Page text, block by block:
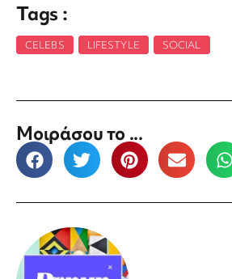
Tags :
CELEBS LIFESTYLE SOCIAL
Μοιράσου το ...